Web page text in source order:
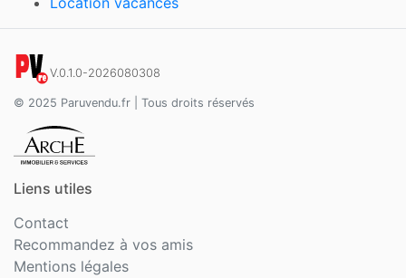
V.0.1.0-2026080308
© 2025 Paruvendu.fr | Tous droits réservés
Liens utiles
Contact
Recommandez à vos amis
Mentions légales